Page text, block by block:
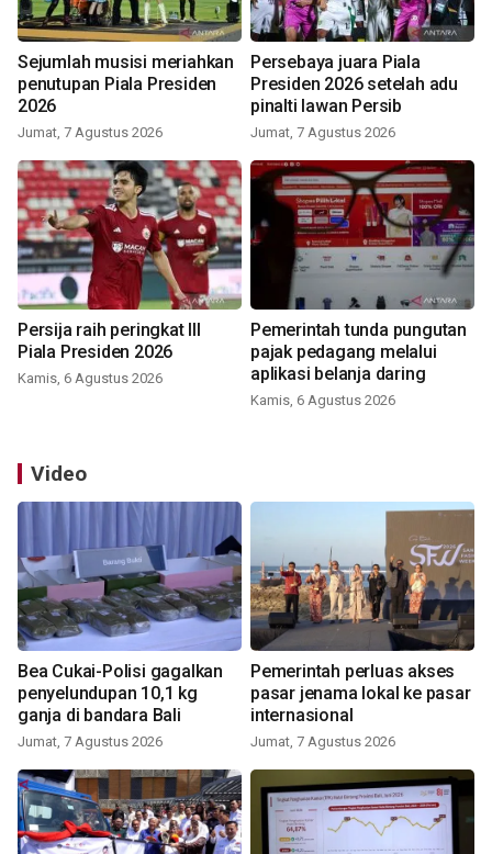
Sejumlah musisi meriahkan
penutupan Piala Presiden
2026
Jumat, 7 Agustus 2026
Persebaya juara Piala
Presiden 2026 setelah adu
pinalti lawan Persib
Jumat, 7 Agustus 2026
Persija raih peringkat III
Piala Presiden 2026
Kamis, 6 Agustus 2026
Pemerintah tunda pungutan
pajak pedagang melalui
aplikasi belanja daring
Kamis, 6 Agustus 2026
Video
Bea Cukai-Polisi gagalkan
penyelundupan 10,1 kg
ganja di bandara Bali
Jumat, 7 Agustus 2026
Pemerintah perluas akses
pasar jenama lokal ke pasar
internasional
Jumat, 7 Agustus 2026